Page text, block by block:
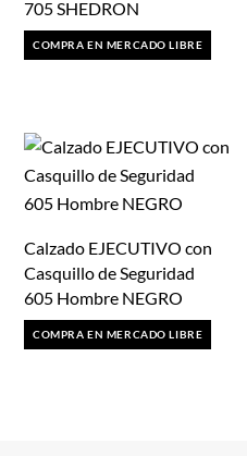
705 SHEDRON
COMPRA EN MERCADO LIBRE
Calzado EJECUTIVO con
Casquillo de Seguridad
605 Hombre NEGRO
COMPRA EN MERCADO LIBRE